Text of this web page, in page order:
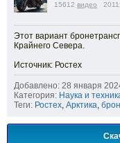
15612 видео
Этот вариант
Крайнего Севера.
Источник: Ростех
Добавлено: 28 января
Категория: Наука и
Теги: Ростех, Арктика,